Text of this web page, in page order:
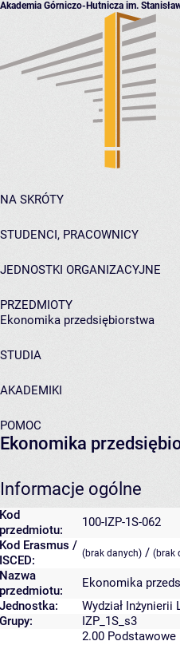
Akademia Górniczo-Hutnicza im.
NA SKRÓTY
STUDENCI, PRACOWNICY
JEDNOSTKI ORGANIZACYJNE
PRZEDMIOTY
Ekonomika przedsiębiorstwa
STUDIA
AKADEMIKI
POMOC
Ekonomika
Informacje ogólne
Kod
przedmiotu:
100-IZP-1S-062
Kod Erasmus /
ISCED:
(brak danych) / (brak
Nazwa
przedmiotu:
Ekonomika
Jednostka:
Wydział
Grupy:
IZP_1S_s3
2.00 Podstawowe